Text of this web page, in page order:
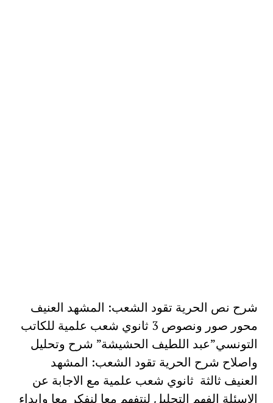
شرح نص الحرية تقود الشعب: المشهد العنيف
محور صور ونصوص 3 ثانوي شعب علمية للكاتب
التونسي”عبد اللطيف الحشيشة” شرح وتحليل
واصلاح شرح الحرية تقود الشعب: المشهد
العنيف ثالثة ثانوي شعب علمية مع الاجابة عن
الاسئلة الفهم التحليل لنتفهم معا لنفكر معا وابداء